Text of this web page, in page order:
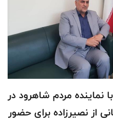
مردم شاهرود در
از نصیرزاده برای حضور